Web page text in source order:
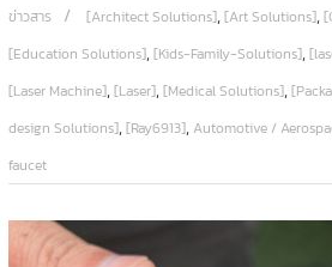
ข่าวสาร [Architect Solutions],[Art Solutions],
[Education Solutions],[Kids-Family-Solutions],
[Laser Machine],[Laser],[Medical Solutions],
design Solutions],[Ray6913], Automotive /
faucet